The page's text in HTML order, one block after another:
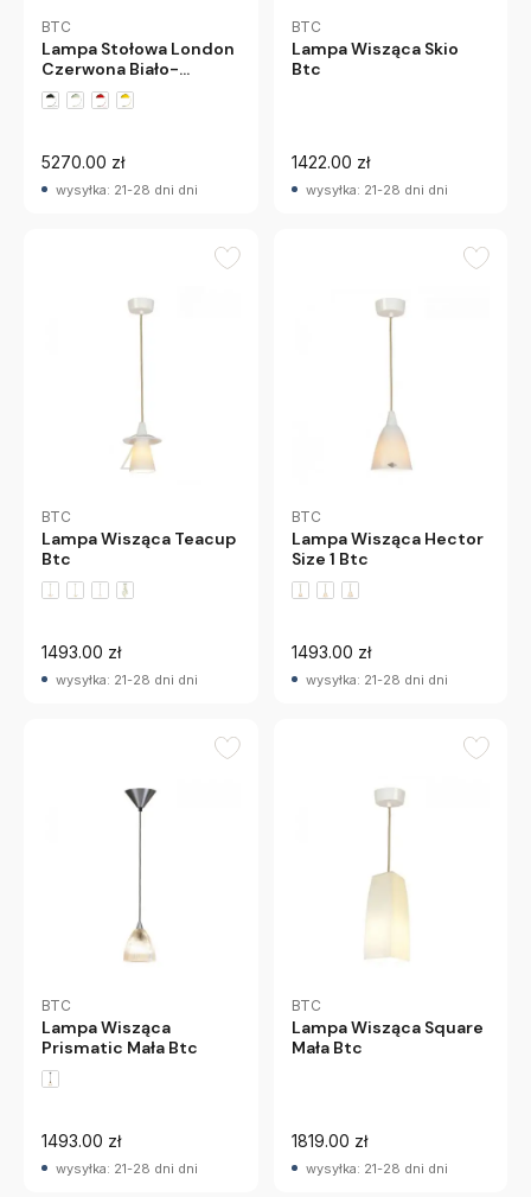
BTC
Lampa Stołowa London
Czerwona Biało-
Niebieski Przewód Btc
5270.00 zł
wysyłka: 21-28 dni dni
BTC
Lampa Wisząca Skio
Btc
1422.00 zł
wysyłka: 21-28 dni dni
BTC
Lampa Wisząca Teacup
Btc
1493.00 zł
wysyłka: 21-28 dni dni
BTC
Lampa Wisząca Hector
Size 1 Btc
1493.00 zł
wysyłka: 21-28 dni dni
BTC
Lampa Wisząca
Prismatic Mała Btc
1493.00 zł
wysyłka: 21-28 dni dni
BTC
Lampa Wisząca Square
Mała Btc
1819.00 zł
wysyłka: 21-28 dni dni